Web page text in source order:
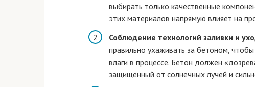
выбирать только качественные
этих материалов напрямую влияет на
Соблюдение технологий заливки и
правильно ухаживать за бетоном,
влаги в процессе. Бетон должен
защищённый от солнечных лучей и